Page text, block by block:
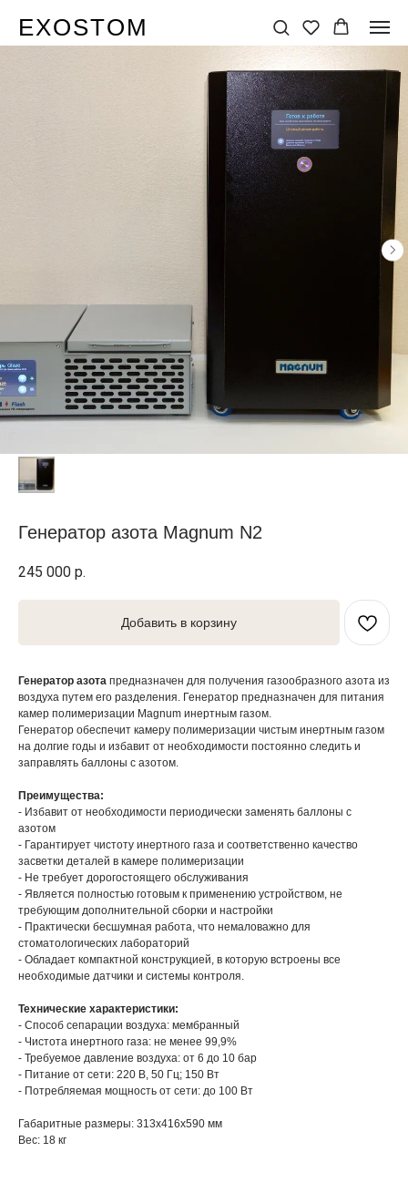
EXOSTOM
Генератор азота Magnum N2
245 000 р.
Добавить в корзину
Генератор азота предназначен для получения газообразного азота из
воздуха путем его разделения. Генератор предназначен для питания
камер полимеризации Magnum инертным газом.
Генератор обеспечит камеру полимеризации чистым инертным газом
на долгие годы и избавит от необходимости постоянно следить и
заправлять баллоны с азотом.
Преимущества:
- Избавит от необходимости периодически заменять баллоны с
азотом
- Гарантирует чистоту инертного газа и соответственно качество
засветки деталей в камере полимеризации
- Не требует дорогостоящего обслуживания
- Является полностью готовым к применению устройством, не
требующим дополнительной сборки и настройки
- Практически бесшумная работа, что немаловажно для
стоматологических лабораторий
- Обладает компактной конструкцией, в которую встроены все
необходимые датчики и системы контроля.
Технические характеристики:
- Способ сепарации воздуха: мембранный
- Чистота инертного газа: не менее 99,9%
- Требуемое давление воздуха: от 6 до 10 бар
- Питание от сети: 220 В, 50 Гц; 150 Вт
- Потребляемая мощность от сети: до 100 Вт
Габаритные размеры: 313х416х590 мм
Вес: 18 кг